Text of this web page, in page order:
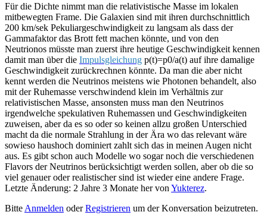
Für die Dichte nimmt man die relativistische Masse im lokalen
mitbewegten Frame. Die Galaxien sind mit ihren durchschnittlich
200 km/sek Pekuliargeschwindigkeit zu langsam als dass der
Gammafaktor das Brott fett machen könnte, und von den
Neutrionos müsste man zuerst ihre heutige Geschwindigkeit kennen
damit man über die Impulsgleichung p(t)=p0/a(t) auf ihre damalige
Geschwindigkeit zurückrechnen könnte. Da man die aber nicht
kennt werden die Neutrinos meistens wie Photonen behandelt, also
mit der Ruhemasse verschwindend klein im Verhältnis zur
relativistischen Masse, ansonsten muss man den Neutrinos
irgendwelche spekulativen Ruhemassen und Geschwindigkeiten
zuweisen, aber da es so oder so keinen allzu großen Unterschied
macht da die normale Strahlung in der Ära wo das relevant wäre
sowieso haushoch dominiert zahlt sich das in meinen Augen nicht
aus. Es gibt schon auch Modelle wo sogar noch die verschiedenen
Flavors der Neutrinos berücksichtigt werden sollen, aber ob die so
viel genauer oder realistischer sind ist wieder eine andere Frage.
Letzte Änderung: 2 Jahre 3 Monate her von Yukterez.
Bitte Anmelden oderRegistrieren um der Konversation beizutreten.